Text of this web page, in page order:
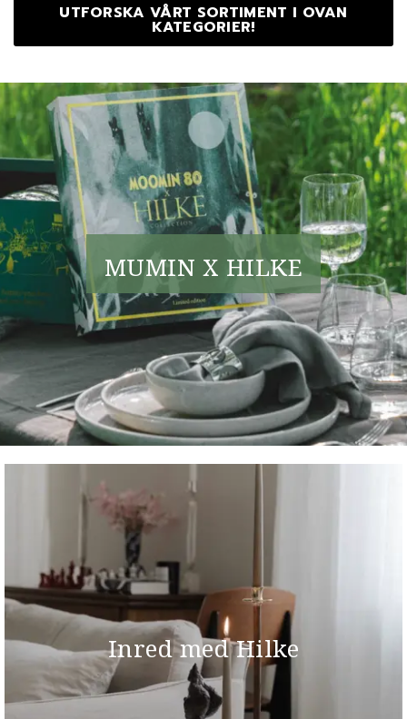
UTFORSKA VÅRT SORTIMENT I OVAN
KATEGORIER!
MUMIN X HILKE
Inred med Hilke